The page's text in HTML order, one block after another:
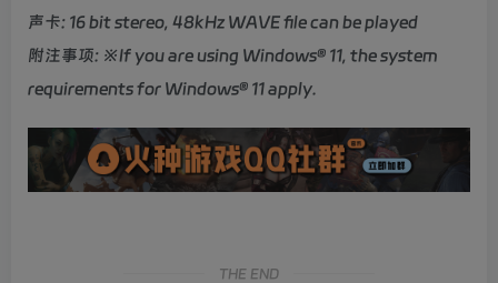
声卡: 16 bit stereo, 48kHz WAVE file can be played
附注事项: ※If you are using Windows® 11, the system
requirements for Windows® 11 apply.
THE END